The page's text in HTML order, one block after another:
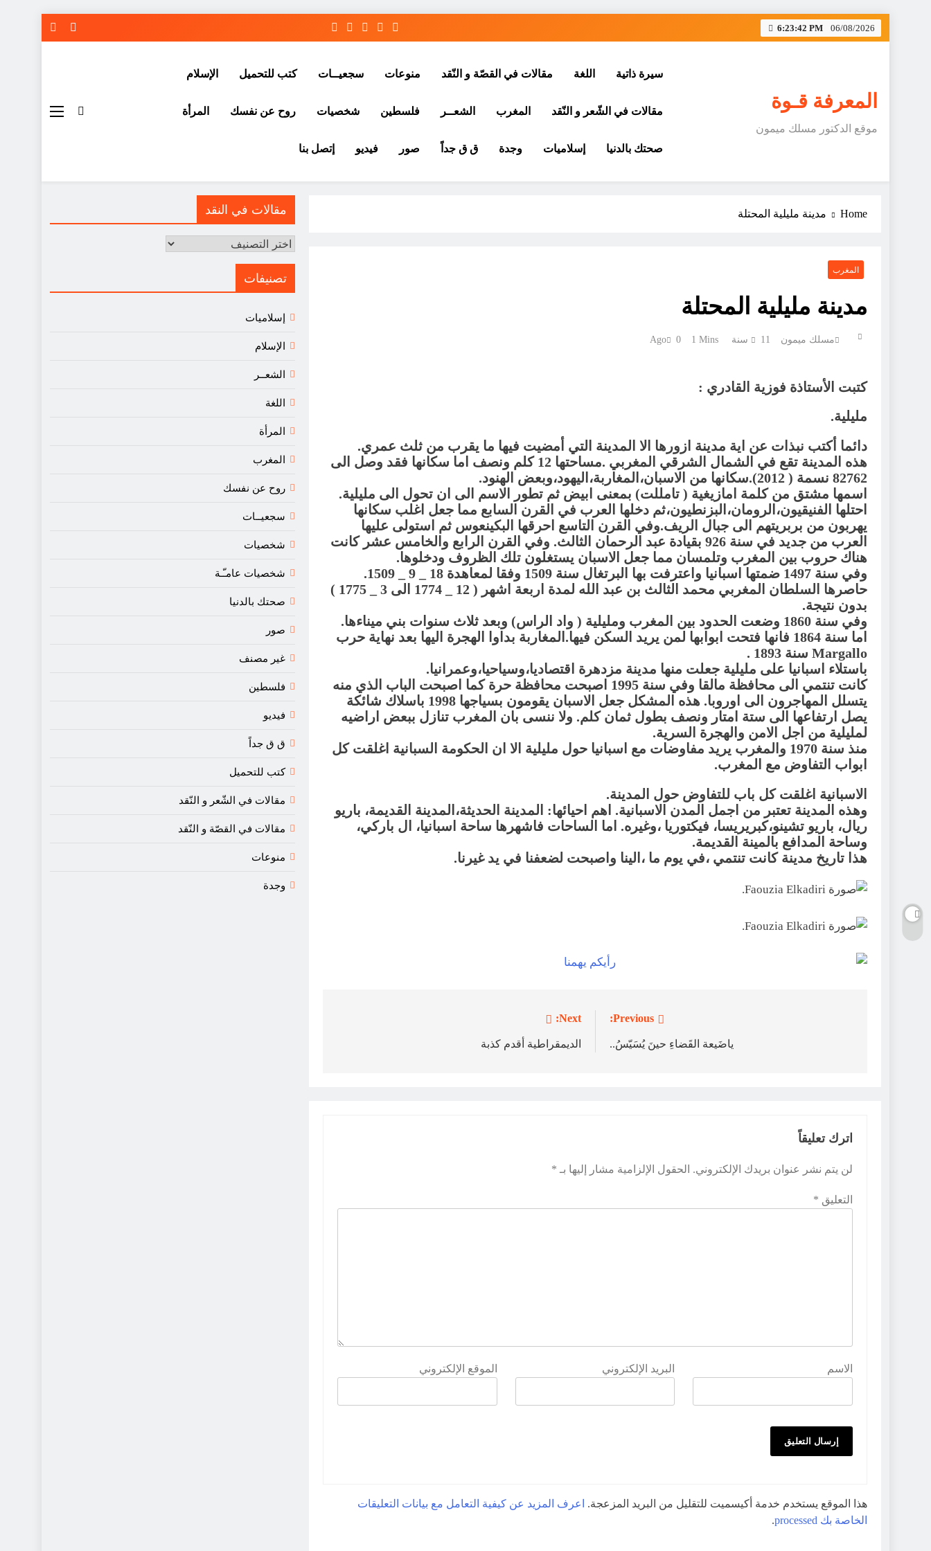
Skip
6:23:42 PM 06/08/2026
المعرفة قـوة
موقع الدكتور مسلك ميمون
سيرة ذاتية اللغة مقالات في القصّة و النّقد منوعات سجعيــات كتب للتحميل الإسلام
مقالات في الشّعر و النّقد المغرب الشعــر فلسطين شخصيات روح عن نفسك المرأة
صحتك بالدنيا إسلاميات وجدة ق ق جداً صور فيديو إتصل بنا
Home مدينة مليلية المحتلة
المغرب
مدينة مليلية المحتلة
مسلك ميمون 11 سنة Ago 0 1 Mins
كتبت الأستاذة فوزية القادري :
مليلية.
دائما أكتب نبذات عن اية مدينة ازورها الا المدينة التي أمضيت فيها ما يقرب من ثلث عمري.
هذه المدينة تقع في الشمال الشرقي المغربي .مساحتها 12 كلم ونصف اما سكانها فقد وصل الى
82762 نسمة ( 2012).سكانها من الاسبان،المغاربة،اليهود،وبعض الهنود.
اسمها مشتق من كلمة امازيغية ( تامللت) بمعنى ابيض ثم تطور الاسم الى ان تحول الى مليلية.
احتلها الفنيقيون،الرومان،البزنطيون،ثم دخلها العرب في القرن السابع مما جعل اغلب سكانها
يهربون من بربريتهم الى جبال الريف.وفي القرن التاسع احرقها البكينعوس ثم استولى عليها
العرب من جديد في سنة 926 بقيادة عبد الرحمان الثالث. وفي القرن الرابع والخامس عشر كانت
هناك حروب بين المغرب وتلمسان مما جعل الاسبان يستغلون تلك الظروف ودخلوها.
وفي سنة 1497 ضمتها اسبانيا واعترفت بها البرتغال سنة 1509 وفقا لمعاهدة 18 _ 9 _ 1509.
حاصرها السلطان المغربي محمد الثالث بن عبد الله لمدة اربعة اشهر ( 12 _ 1774 الى 3 _ 1775 )
بدون نتيجة.
وفي سنة 1860 وضعت الحدود بين المغرب ومليلية ( واد الراس) وبعد ثلاث سنوات بني ميناءها.
اما سنة 1864 فانها فتحت ابوابها لمن يريد السكن فيها.المغاربة بداوا الهجرة اليها بعد نهاية حرب
Margallo سنة 1893 .
باستلاء اسبانيا على مليلية جعلت منها مدينة مزدهرة اقتصاديا،وسياحيا،وعمرانيا.
كانت تنتمي الى محافظة مالقا وفي سنة 1995 اصبحت محافظة حرة كما اصبحت الباب الذي منه
يتسلل المهاجرون الى اوروبا. هذه المشكل جعل الاسبان يقومون بسياجها 1998 باسلاك شائكة
يصل ارتفاعها الى ستة امتار ونصف بطول ثمان كلم. ولا ننسى بان المغرب تنازل ببعض اراضيه
لمليلية من اجل الامن والهجرة السرية.
منذ سنة 1970 والمغرب يريد مفاوضات مع اسبانيا حول مليلية الا ان الحكومة السبانية اغلقت كل
ابواب التفاوض مع المغرب.
الاسبانية اغلقت كل باب للتفاوض حول المدينة.
وهذه المدينة تعتبر من اجمل المدن الاسبانية. اهم احيائها: المدينة الحديثة،المدينة القديمة، باريو
ريال، باريو تشينو،كبريريسا، فيكتوريا ،وغيره. اما الساحات فاشهرها ساحة اسبانيا، ال باركي،
وساحة المدافع بالمينة القديمة.
هذا تاريخ مدينة كانت تنتمي ،في يوم ما ،الينا واصبحت لضعفنا في يد غيرنا.
Previous:
ياضَيعة القَضاءِ حينَ يُسَيّسُ..
Next:
الديمقراطية أقدم كذبة
اترك تعليقاً
لن يتم نشر عنوان بريدك الإلكتروني. الحقول الإلزامية مشار إليها بـ *
التعليق *
الاسم البريد الإلكتروني الموقع الإلكتروني
هذا الموقع يستخدم خدمة أكيسميت للتقليل من البريد المزعجة.
اعرف المزيد عن كيفية التعامل مع بيانات التعليقات
الخاصة بك processed
.
مقالات في النقد
مقالات
النقد
تصنيفات
إسلاميات
الإسلام
الشعــر
اللغة
المرأة
المغرب
روح عن نفسك
سجعيــات
شخصيات
شخصيات عامـّـة
صحتك بالدنيا
صور
غير مصنف
فلسطين
فيديو
ق ق جداً
كتب للتحميل
مقالات في الشّعر و النّقد
مقالات في القصّة و النّقد
منوعات
وجدة